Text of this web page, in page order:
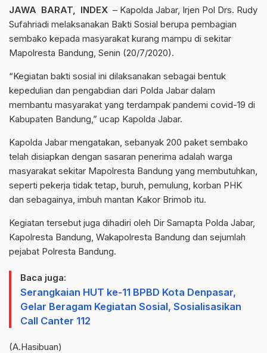
JAWA BARAT, INDEX – Kapolda Jabar, Irjen Pol Drs. Rudy
Sufahriadi melaksanakan Bakti Sosial berupa pembagian
sembako kepada masyarakat kurang mampu di sekitar
Mapolresta Bandung, Senin (20/7/2020).
“Kegiatan bakti sosial ini dilaksanakan sebagai bentuk
kepedulian dan pengabdian dari Polda Jabar dalam
membantu masyarakat yang terdampak pandemi covid-19 di
Kabupaten Bandung,” ucap Kapolda Jabar.
Kapolda Jabar mengatakan, sebanyak 200 paket sembako
telah disiapkan dengan sasaran penerima adalah warga
masyarakat sekitar Mapolresta Bandung yang membutuhkan,
seperti pekerja tidak tetap, buruh, pemulung, korban PHK
dan sebagainya, imbuh mantan Kakor Brimob itu.
Kegiatan tersebut juga dihadiri oleh Dir Samapta Polda Jabar,
Kapolresta Bandung, Wakapolresta Bandung dan sejumlah
pejabat Polresta Bandung.
Baca juga:
Serangkaian HUT ke-11 BPBD Kota Denpasar,
Gelar Beragam Kegiatan Sosial, Sosialisasikan
Call Canter 112
(A.Hasibuan)